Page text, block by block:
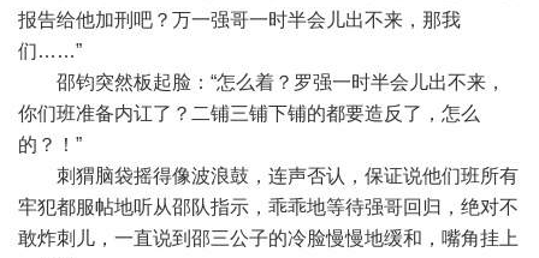
报告给他加刑吧？万一强哥一时半会儿出不来，那我
们……”
邵钧突然板起脸：“怎么着？罗强一时半会儿出不来，
你们班准备内讧了？二铺三铺下铺的都要造反了，怎么
的？！”
刺猬脑袋摇得像波浪鼓，连声否认，保证说他们班所有
牢犯都服帖地听从邵队指示，乖乖地等待强哥回归，绝对不
敢炸刺儿，一直说到邵三公子的冷脸慢慢地缓和，嘴角挂上